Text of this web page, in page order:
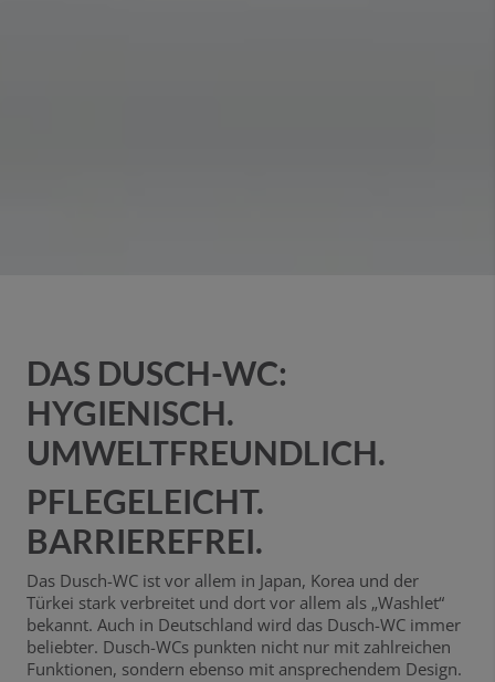
DAS DUSCH-WC:
HYGIENISCH.
UMWELTFREUNDLICH.
PFLEGELEICHT.
BARRIEREFREI.
Das Dusch-WC ist vor allem in Japan, Korea und der
Türkei stark verbreitet und dort vor allem als „Washlet“
bekannt. Auch in Deutschland wird das Dusch-WC immer
beliebter. Dusch-WCs punkten nicht nur mit zahlreichen
Funktionen, sondern ebenso mit ansprechendem Design.